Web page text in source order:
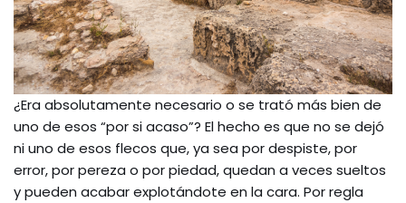
¿Era absolutamente necesario o se trató más bien de
uno de esos “por si acaso”? El hecho es que no se dejó
ni uno de esos flecos que, ya sea por despiste, por
error, por pereza o por piedad, quedan a veces sueltos
y pueden acabar explotándote en la cara. Por regla